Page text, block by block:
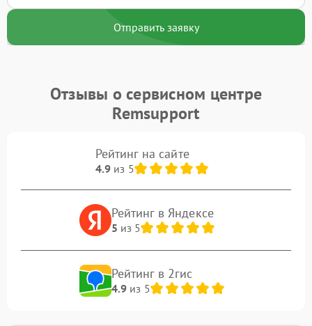
Отправить заявку
Отзывы о сервисном центре
Remsupport
Рейтинг на сайте
4.9из 5
Рейтинг в Яндексе
5 из 5
Рейтинг в 2гис
4.9из 5